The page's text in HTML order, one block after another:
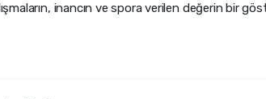
inancın ve spora verilen değerin bir